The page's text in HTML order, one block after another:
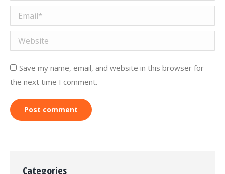
Email *
Website
Save my name, email, and website in this browser for
the next time I comment.
Post comment
Categories